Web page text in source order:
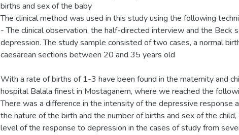
births and sex of the baby
The clinical method was used in this study using the following
- The clinical observation, the half-directed interview and the Beck
depression. The study sample consisted of two cases, a normal
caesarean sections between 20 and 35 years old
With a rate of births of 1-3 have been found in the maternity and
hospital Balala finest in Mostaganem, where we reached the
There was a difference in the intensity of the depressive response
the nature of the birth and the number of births and sex of the child,
level of the response to depression in the cases of study from